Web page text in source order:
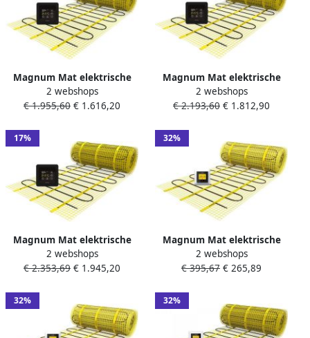
Magnum Mat elektrische
vloerverwarming set 1875
watt 15.0 m2 met WiFi
2 webshops
€ 1.955,60 € 1.616,20
Magnum Mat elektrische
vloerverwarming set 2500
watt 20 m2 met WiFi
2 webshops
€ 2.193,60 € 1.812,90
17%
Magnum Mat elektrische
vloerverwarming set 3125
watt 25m2 met WiFi
2 webshops
€ 2.353,69 € 1.945,20
32%
Magnum Mat elektrische
vloerverwarming set 112
watt 0.75m2 met WiFi
2 webshops
€ 395,67 € 265,89
32% 32%